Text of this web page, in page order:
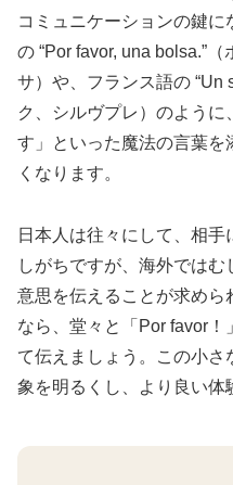
コミュニケーションの鍵
の “Por favor, una bolsa.”
サ）や、フランス語の “Un
ク、シルヴプレ）のように
す」といった魔法の言葉を
くなります。
日本人は往々にして、相
しがちですが、海外では
意思を伝えることが求め
なら、堂々と「Por favor！
て伝えましょう。この小
象を明るくし、より良い体